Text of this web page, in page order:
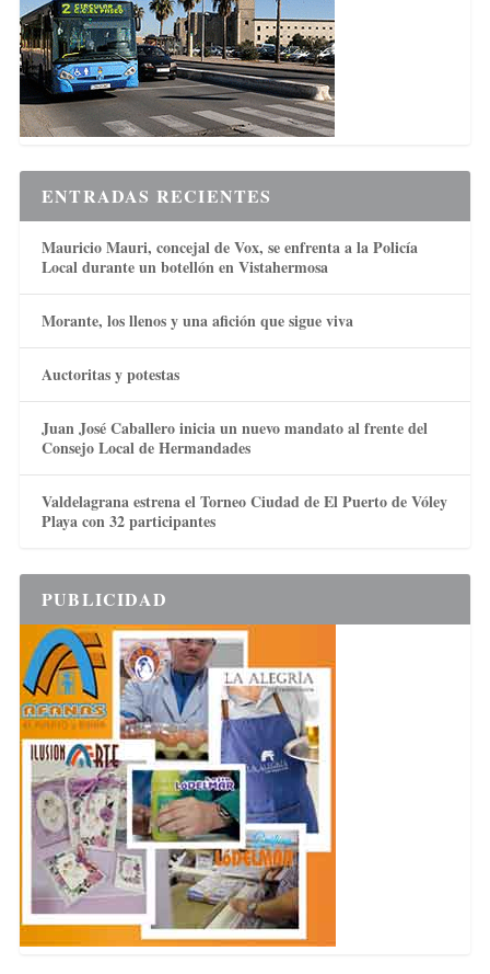
ENTRADAS RECIENTES
Mauricio Mauri, concejal de Vox, se enfrenta a la Policía
Local durante un botellón en Vistahermosa
Morante, los llenos y una afición que sigue viva
Auctoritas y potestas
Juan José Caballero inicia un nuevo mandato al frente del
Consejo Local de Hermandades
Valdelagrana estrena el Torneo Ciudad de El Puerto de Vóley
Playa con 32 participantes
PUBLICIDAD